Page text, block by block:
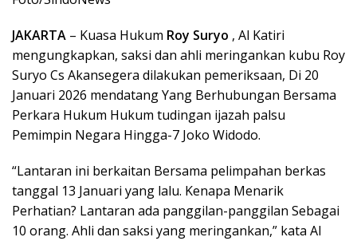
JAKARTA – Kuasa Hukum Roy Suryo , Al Katiri
mengungkapkan, saksi dan ahli meringankan kubu Roy
Suryo Cs Akansegera dilakukan pemeriksaan, Di 20
Januari 2026 mendatang Yang Berhubungan Bersama
Perkara Hukum Hukum tudingan ijazah palsu
Pemimpin Negara Hingga-7 Joko Widodo.
“Lantaran ini berkaitan Bersama pelimpahan berkas
tanggal 13 Januari yang lalu. Kenapa Menarik
Perhatian? Lantaran ada panggilan-panggilan Sebagai
10 orang. Ahli dan saksi yang meringankan,” kata Al